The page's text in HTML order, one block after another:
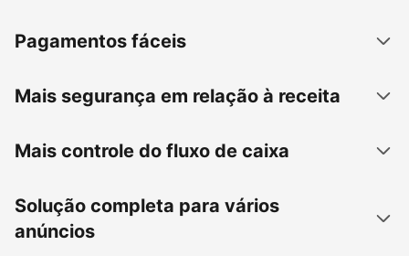
Pagamentos fáceis
Mais segurança em relação à receita
Mais controle do fluxo de caixa
Solução completa para vários
anúncios